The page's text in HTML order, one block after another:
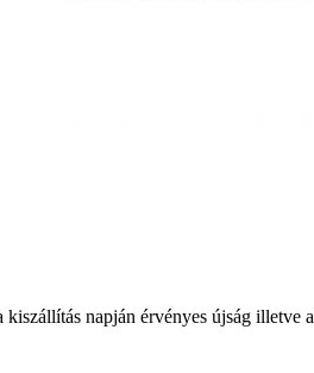
napján érvényes újság